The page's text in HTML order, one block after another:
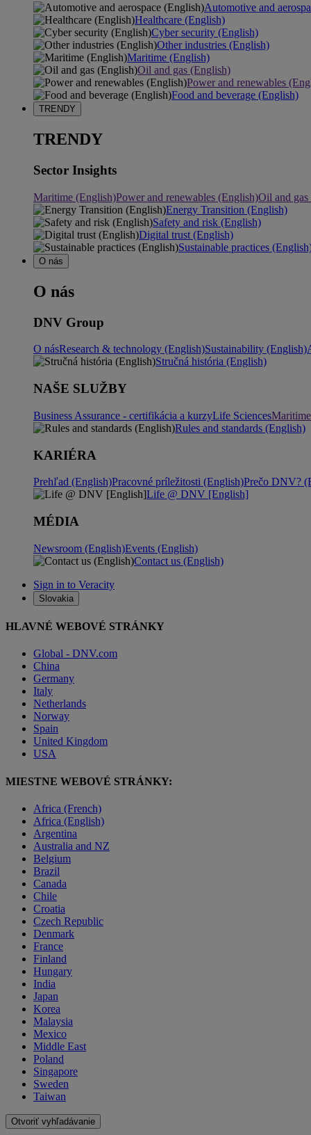
Automotive and
Healthcare (English)
Cyber security (English)
Other industries (English)
Maritime (English)
Oil and gas (English)
Power and renewables
Food and beverage (English)
TRENDY
TRENDY
Sector Insights
Maritime (English)Power and renewables (English)Oil and
Energy Transition (English)
Safety and risk (English)
Digital trust (English)
Sustainable practices
O nás
O nás
DNV Group
O násResearch & technology (English)Sustainability (English)
Stručná história (English)
NAŠE SLUŽBY
Business Assurance - certifikácia a kurzyLife Sciences
Rules and standards (English)
KARIÉRA
Prehľad (English)Pracovné príležitosti (English)Prečo DNV?
Life @ DNV [English]
MÉDIA
Newsroom (English)Events (English)
Contact us (English)
Sign in to Veracity
Slovakia
HLAVNÉ WEBOVÉ STRÁNKY
Global - DNV.com
China
Germany
Italy
Netherlands
Norway
Spain
United Kingdom
USA
MIESTNE WEBOVÉ STRÁNKY:
Africa (French)
Africa (English)
Argentina
Australia and NZ
Belgium
Brazil
Canada
Chile
Croatia
Czech Republic
Denmark
France
Finland
Hungary
India
Japan
Korea
Malaysia
Mexico
Middle East
Poland
Singapore
Sweden
Taiwan
Otvoriť vyhľadávanie